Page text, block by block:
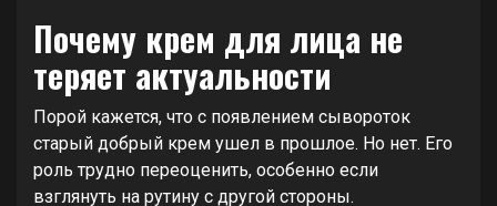
Почему крем для лица не
теряет актуальности
Порой кажется, что с появлением сывороток
старый добрый крем ушел в прошлое. Но нет. Его
роль трудно переоценить, особенно если
взглянуть на рутину с другой стороны.